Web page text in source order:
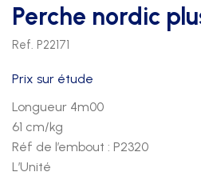
Perche nordic
Ref. P22171
Prix sur étude
Longueur 4m00
61 cm/kg
Réf de l’embout : P2320
L’Unité